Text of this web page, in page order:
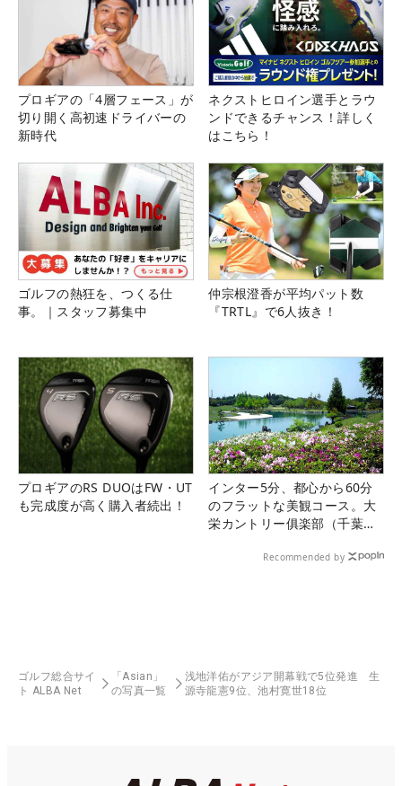
プロギアの「4層フェース」が
切り開く高初速ドライバーの
新時代
ネクストヒロイン選手とラウ
ンドできるチャンス！詳しく
はこちら！
ゴルフの熱狂を、つくる仕
事。｜スタッフ募集中
仲宗根澄香が平均パット数
『TRTL』で6人抜き！
プロギアのRS DUOはFW・UT
も完成度が高く購入者続出！
インター5分、都心から60分
のフラットな美観コース。大
栄カントリー俱楽部（千葉
Recommended by
ゴルフ総合サイ
ト ALBA Net
「Asian」
の写真一覧
浅地洋佑がアジア開幕戦で5位発進 生
源寺龍憲9位、池村寛世18位